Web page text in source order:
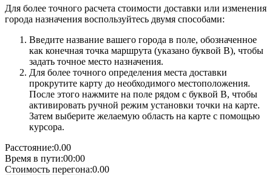
Для более точного расчета стоимости доставки или изменения
города назначения воспользуйтесь двумя способами:
Введите название вашего города в поле, обозначенное
как конечная точка маршрута (указано буквой B), чтобы
задать точное место назначения.
Для более точного определения места доставки
прокрутите карту до необходимого местоположения.
После этого нажмите на поле рядом с буквой B, чтобы
активировать ручной режим установки точки на карте.
Затем выберите желаемую область на карте с помощью
курсора.
Расстояние:0.00
Время в пути:00:00
Стоимость перегона:0.00